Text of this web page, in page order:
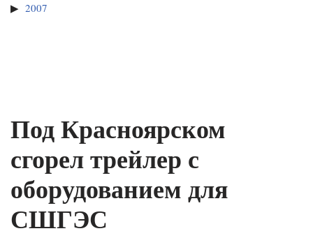
2007
Под Красноярском
сгорел трейлер с
оборудованием для
СШГЭС